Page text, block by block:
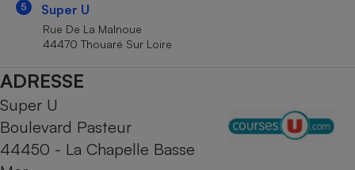
5 Super U
Rue De La Malnoue
44470 Thouaré Sur Loire
ADRESSE
Super U
Boulevard Pasteur
44450 - La Chapelle Basse